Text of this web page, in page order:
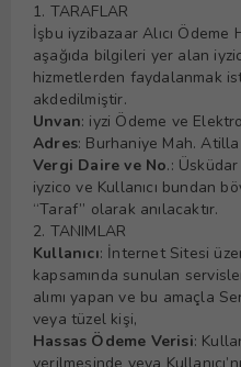
1. TARAFLAR
İşbu iyzibazaar Alıcı Ödeme
aşağıda bilgileri yer alan
hizmetlerden faydalanmak
akdedilmiştir.
Unvan: iyzi Ödeme ve
Adres: Burhaniye Mah.
Vergi Daire ve No.:
iyzico ve Kullanıcı bundan
“Taraf” olarak anılacaktır.
2. TANIMLAR
Kullanıcı: İnternet Sitesi
kapsamında sunulan
alımı yapan ve bu amaçla
veya tüzel kişi,
Hassas Ödeme Verisi: